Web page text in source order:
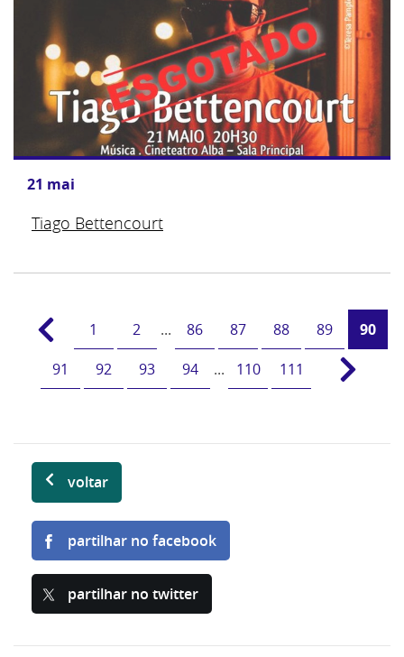
21 mai
Tiago Bettencourt
1 2 ... 86 87 88 89
90
91
92 93 94 ... 110 111
voltar
partilhar no facebook
partilhar no twitter